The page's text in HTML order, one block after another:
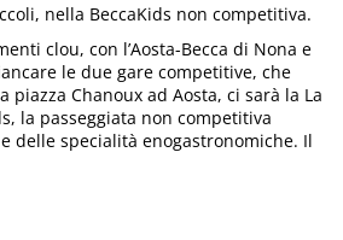
nella BeccaKids non competitiva.
clou, con l’Aosta-Becca di Nona e
le due gare competitive, che
piazza Chanoux ad Aosta, ci sarà la La
la passeggiata non competitiva
delle specialità enogastronomiche. Il